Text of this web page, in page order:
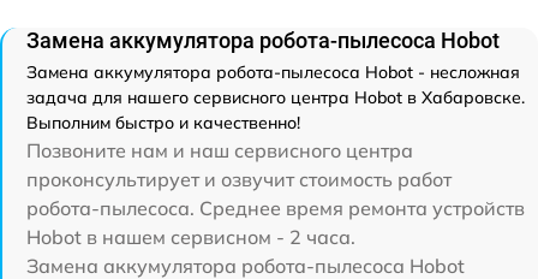
Замена аккумулятора робота-пылесоса Hobot
Замена аккумулятора робота-пылесоса Hobot - несложная
задача для нашего сервисного центра Hobot в Хабаровске.
Выполним быстро и качественно!
Позвоните нам и наш сервисного центра
проконсультирует и озвучит стоимость работ
робота-пылесоса. Среднее время ремонта устройств
Hobot в нашем сервисном - 2 часа.
Замена аккумулятора робота-пылесоса Hobot